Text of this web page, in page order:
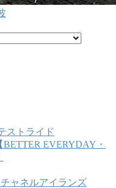
ストライド
EVERYDAY・
ャネルアイランズ